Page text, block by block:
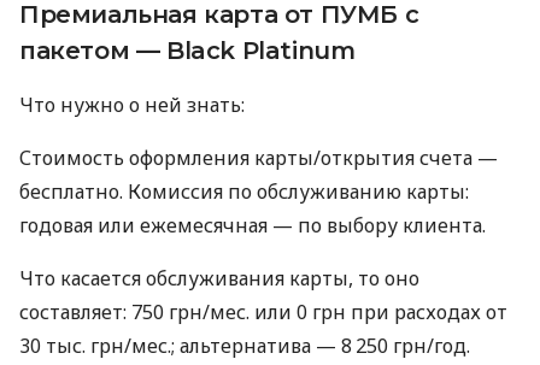
Премиальная карта от ПУМБ с
пакетом — Black Platinum
Что нужно о ней знать:
Стоимость оформления карты/открытия счета —
бесплатно. Комиссия по обслуживанию карты:
годовая или ежемесячная — по выбору клиента.
Что касается обслуживания карты, то оно
составляет: 750 грн/мес. или 0 грн при расходах от
30 тыс. грн/мес.; альтернатива — 8 250 грн/год.